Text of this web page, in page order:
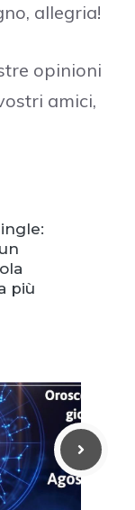
allegria!
opinioni
amici,
più